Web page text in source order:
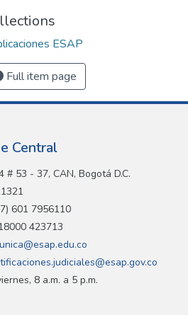
ESAP
Full item page
Central
# 53 - 37, CAN, Bogotá D.C.
601 7956110
423713
8 a.m. a 5 p.m.